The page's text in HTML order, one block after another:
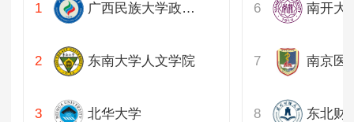
广西民族大学政治与公共管理学院
东南大学人文学院
北华大学
南京医